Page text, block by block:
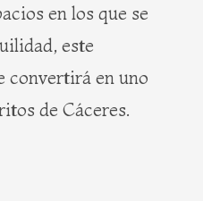
en los que se
este
convertirá en uno
de Cáceres.